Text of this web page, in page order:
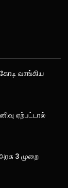
வாங்கிய
ஏற்பட்டால்
3 முறை